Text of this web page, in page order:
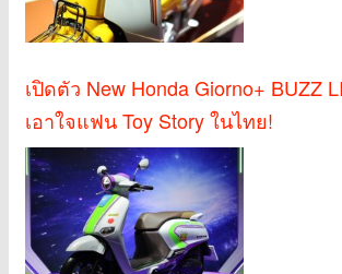
เปิดตัว New Honda Giorno+ BUZZ
เอาใจแฟน Toy Story ในไทย!